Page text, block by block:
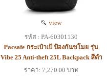
view
รหัส : PA-60301130
Pacsafe กระเป๋าเป้ ป้องกันขโมย รุ่น
Vibe 25 Anti-theft 25L Backpack สีดำ
ราคา: 7,270.00 บาท